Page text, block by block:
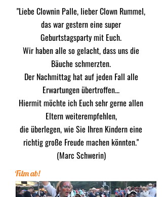
"Liebe Clownin Palle, lieber Clown Rummel,
das war gestern eine super
Geburtstagsparty mit Euch.
Wir haben alle so gelacht, dass uns die
Bäuche schmerzten.
Der Nachmittag hat auf jeden Fall alle
Erwartungen übertroffen...
Hiermit möchte ich Euch sehr gerne allen
Eltern weiterempfehlen,
die überlegen, wie Sie Ihren Kindern eine
richtig große Freude machen könnten."
(Marc Schwerin)
Film ab!